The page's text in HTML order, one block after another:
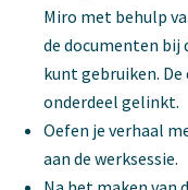
Miro met behulp
de documenten bij
kunt gebruiken.
onderdeel gelinkt.
Oefen je verhaal
aan de werksessie.